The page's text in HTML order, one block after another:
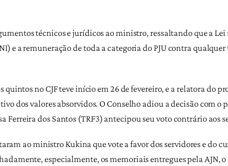
técnicos e jurídicos ao ministro, ressaltando que a
e a remuneração de toda a categoria do PJU contra
no CJF teve início em 26 de fevereiro, e a relatora do
dos valores absorvidos. O Conselho adiou a decisão com o
Ferreira dos Santos (TRF3) antecipou seu voto contrário aos
ao ministro Kukina que vote a favor dos servidores e do
especialmente, os memoriais entregues pela AJN,